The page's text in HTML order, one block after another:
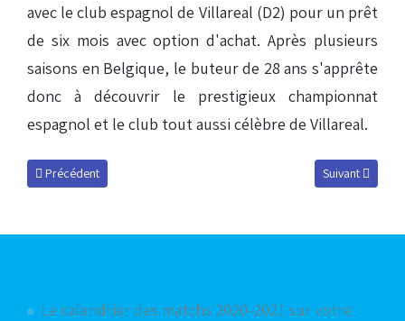
avec le club espagnol de Villareal (D2) pour un prêt
de six mois avec option d'achat. Après plusieurs
saisons en Belgique, le buteur de 28 ans s'apprête
donc à découvrir le prestigieux championnat
espagnol et le club tout aussi célèbre de Villareal.
Article précédent : Kévin Gameiro vers ...
Précédent Article suivant :
Suivant
Le calendrier des matchs 2020-2021 sur votre